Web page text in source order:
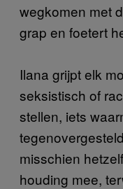
wegkomen met
grap en foetert
Ilana grijpt elk
seksistisch of
stellen, iets
misschien
houding mee,